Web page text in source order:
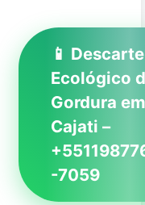
📱 Descarte
Ecológico
Gordura em
Cajati –
-7059